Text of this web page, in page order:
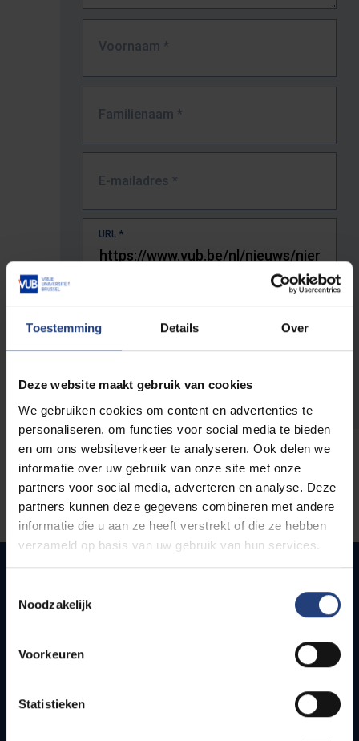
Toestemming Details Over
Deze website maakt gebruik van cookies
We gebruiken cookies om content en advertenties te
personaliseren, om functies voor social media te bieden
en om ons websiteverkeer te analyseren. Ook delen we
informatie over uw gebruik van onze site met onze
partners voor social media, adverteren en analyse. Deze
partners kunnen deze gegevens combineren met andere
informatie die u aan ze heeft verstrekt of die ze hebben
verzameld op basis van uw gebruik van hun services.
Noodzakelijk
Voorkeuren
Statistieken
Voornaam *
Familienaam *
E-mailadres *
URL *
De volledige URL van de pagina waar je de fout zag.
Snel naar
Bereikbaarheid